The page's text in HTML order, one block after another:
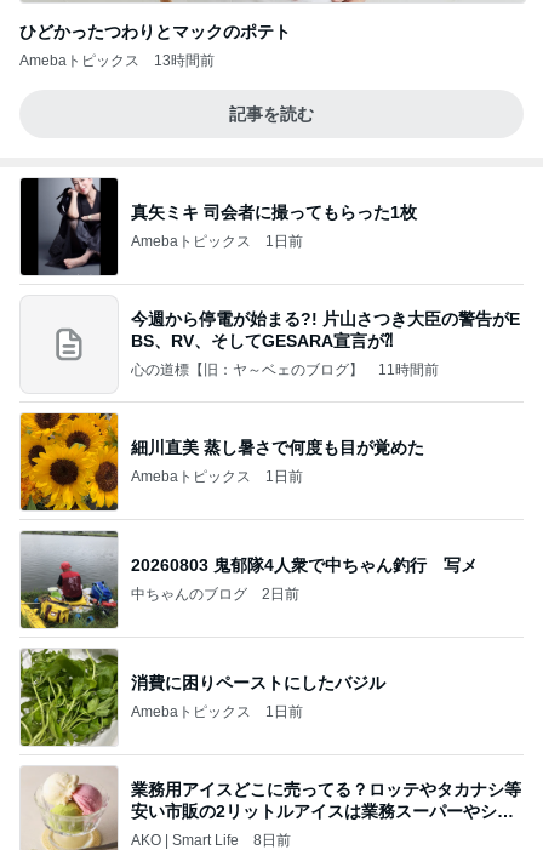
ひどかったつわりとマックのポテト
Amebaトピックス 13時間前
記事を読む
真矢ミキ 司会者に撮ってもらった1枚
Amebaトピックス 1日前
今週から停電が始まる?! 片山さつき大臣の警告がE
BS、RV、そしてGESARA宣言が⁈
心の道標【旧：ヤ～ベェのブログ】 11時間前
細川直美 蒸し暑さで何度も目が覚めた
Amebaトピックス 1日前
20260803 鬼郁隊4人衆で中ちゃん釣行 写メ
中ちゃんのブログ 2日前
消費に困りペーストにしたバジル
Amebaトピックス 1日前
業務用アイスどこに売ってる？ロッテやタカナシ等
安い市販の2リットルアイスは業務スーパーやシャ
トレ
AKO | Smart Life 8日前